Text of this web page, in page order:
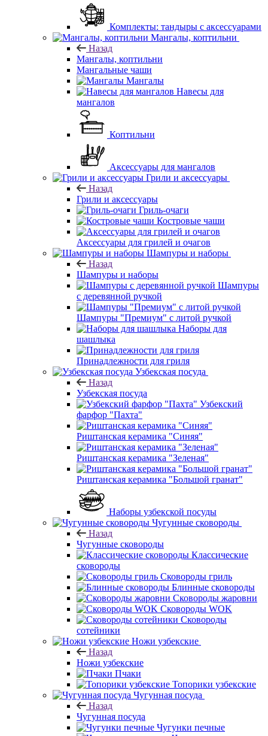
Комплекты: тандыры с аксессуарами
Мангалы, коптильни
Назад
Мангалы, коптильни
Мангальные чаши
Мангалы
Навесы для
мангалов
Коптильни
Аксессуары для мангалов
Грили и аксессуары
Назад
Грили и аксессуары
Гриль-очаги
Костровые чаши
Аксессуары для грилей и очагов
Шампуры и наборы
Назад
Шампуры и наборы
Шампуры
с деревянной ручкой
Шампуры "Премиум" с литой ручкой
Наборы для
шашлыка
Принадлежности для гриля
Узбекская посуда
Назад
Узбекская посуда
Узбекский
фарфор "Пахта"
Риштанская керамика "Синяя"
Риштанская керамика "Зеленая"
Риштанская керамика "Большой гранат"
Наборы узбекской посуды
Чугунные сковороды
Назад
Чугунные сковороды
Классические
сковороды
Сковороды гриль
Блинные сковороды
Сковороды жаровни
Сковороды WOK
Сковороды
сотейники
Ножи узбекские
Назад
Ножи узбекские
Пчаки
Топорики узбекские
Чугунная посуда
Назад
Чугунная посуда
Чугунки печные